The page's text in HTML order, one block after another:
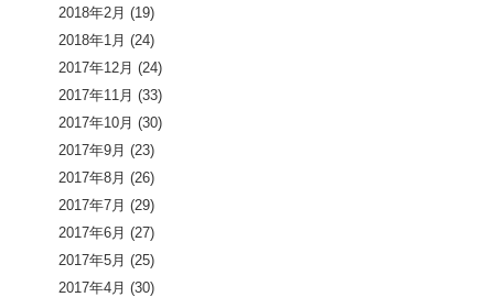
2018年2月 (19)
2018年1月 (24)
2017年12月 (24)
2017年11月 (33)
2017年10月 (30)
2017年9月 (23)
2017年8月 (26)
2017年7月 (29)
2017年6月 (27)
2017年5月 (25)
2017年4月 (30)